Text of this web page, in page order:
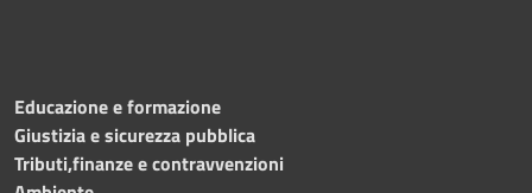
Educazione e formazione
Giustizia e sicurezza pubblica
Tributi,finanze e contravvenzioni